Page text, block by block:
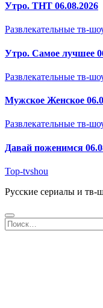
Утро. ТНТ 06.08.2026
Развлекательные тв-
Утро. Самое лучшее
Развлекательные тв-
Мужское Женское
Развлекательные тв-
Давай поженимся
Top-tvshou
Русские сериалы и тв-
Найти: